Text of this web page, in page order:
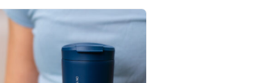
Termokopp
Vis produkt